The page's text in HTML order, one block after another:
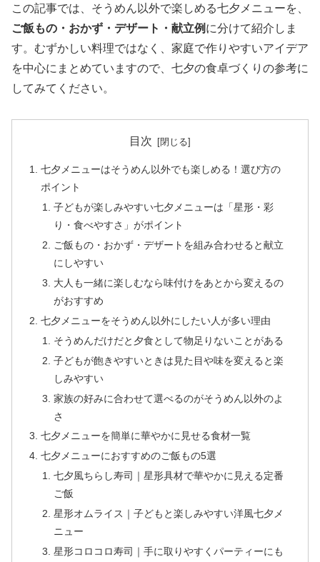
この記事では、そうめん以外で楽しめる七夕メニューを、
ご飯もの・おかず・デザート・献立例 に分けて紹介しま
す。むずかしい料理ではなく、家庭で作りやすいアイデア
を中心にまとめていますので、七夕の食卓づくりの参考に
してみてください。
目次
七夕メニューはそうめん以外でも楽しめる！選び方の
ポイント
子どもが楽しみやすい七夕メニューは「星形・彩
り・食べやすさ」がポイント
ご飯もの・おかず・デザートを組み合わせると献立
にしやすい
大人も一緒に楽しむなら味付けをあとから変えるの
がおすすめ
七夕メニューをそうめん以外にしたい人が多い理由
そうめんだけだと夕食として物足りないことがある
子どもが飽きやすいときは見た目や味を変えると楽
しみやすい
家族の好みに合わせて選べるのがそうめん以外のよ
さ
七夕メニューを簡単に華やかに見せる食材一覧
七夕メニューにおすすめのご飯もの5選
七夕風ちらし寿司｜星形具材で華やかに見える定番
ご飯
星形オムライス｜子どもと楽しみやすい洋風七夕メ
ニュー
星形コロコロ寿司｜手に取りやすくパーティーにも